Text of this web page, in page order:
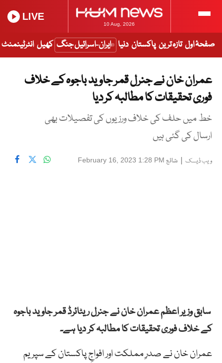
10 Aug, 2026
LIVE
صفحۂ اول تازہ ترین پاکستان دنیا ایران-اسرائیل جنگ کھیل انٹرٹینمنٹ
عمران خان نے جنرل قمر جاوید باجوہ کے خلاف
فوری تحقیقات کا مطالبہ کر دیا
خط میں حلف کی خلاف ورزیوں کی تفصیلات بھی
ارسال کی گئی ہیں
ویب ڈیسک | شائع February 16, 2023 1:28 PM
سابق وزیر اعظم عمران خان نے جنرل ریٹائرڈ قمر جاوید باجوہ
کے خلاف فوری تحقیقات کا مطالبہ کر دیا ہے۔
عمران خان نے صدرِ مملکت اور افواجِ پاکستان کے سپریم